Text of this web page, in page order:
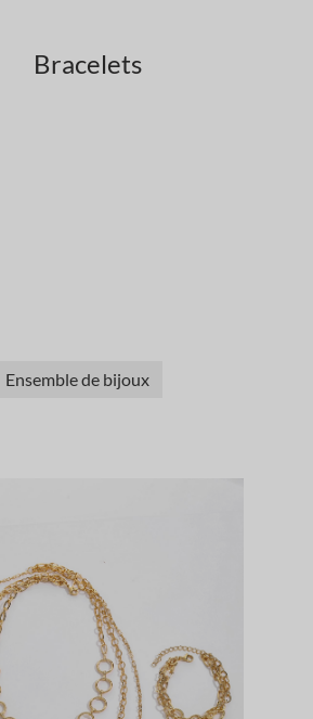
Bracelets
Ensemble de bijoux